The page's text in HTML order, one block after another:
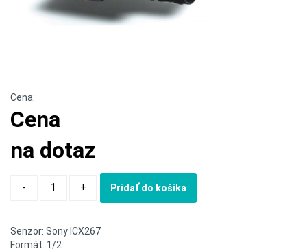
Cena:
Cena
na dotaz
- + Pridať do košíka
Senzor: Sony ICX267
Formát: 1/2